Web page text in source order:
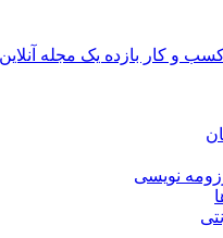
و کار بازده یک مجله
نویسی